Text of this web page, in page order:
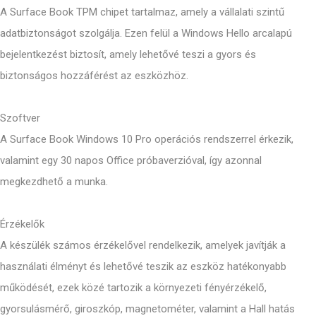
A Surface Book TPM chipet tartalmaz, amely a vállalati szintű
adatbiztonságot szolgálja. Ezen felül a Windows Hello arcalapú
bejelentkezést biztosít, amely lehetővé teszi a gyors és
biztonságos hozzáférést az eszközhöz.
Szoftver
A Surface Book Windows 10 Pro operációs rendszerrel érkezik,
valamint egy 30 napos Office próbaverzióval, így azonnal
megkezdhető a munka.
Érzékelők
A készülék számos érzékelővel rendelkezik, amelyek javítják a
használati élményt és lehetővé teszik az eszköz hatékonyabb
működését, ezek közé tartozik a környezeti fényérzékelő,
gyorsulásmérő, giroszkóp, magnetométer, valamint a Hall hatás